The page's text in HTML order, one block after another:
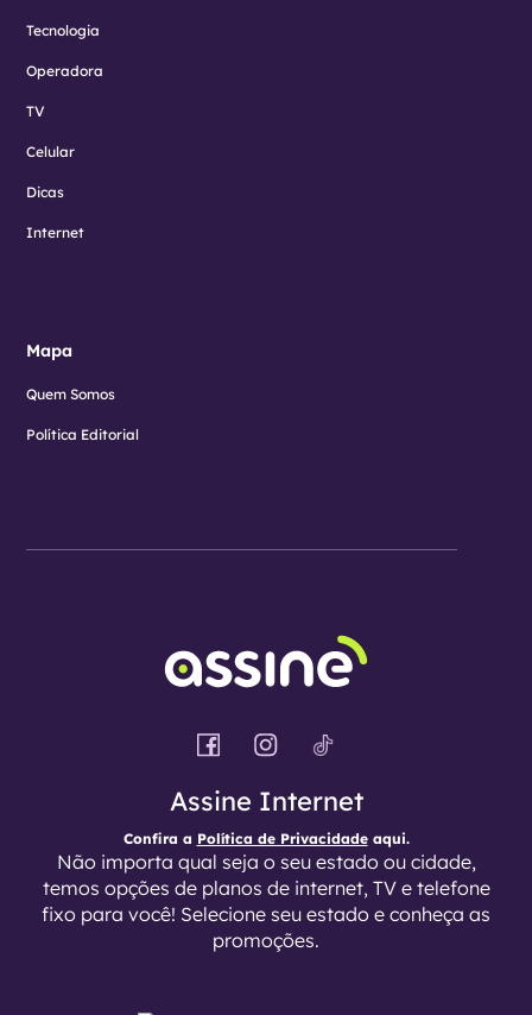
Tecnologia
Operadora
TV
Celular
Dicas
Internet
Mapa
Quem Somos
Política Editorial
Assine Internet
Confira a Política de Privacidadeaqui.
Não importa qual seja o seu estado ou cidade,
temos opções de planos de internet, TV e telefone
fixo para você! Selecione seu estado e conheça as
promoções.